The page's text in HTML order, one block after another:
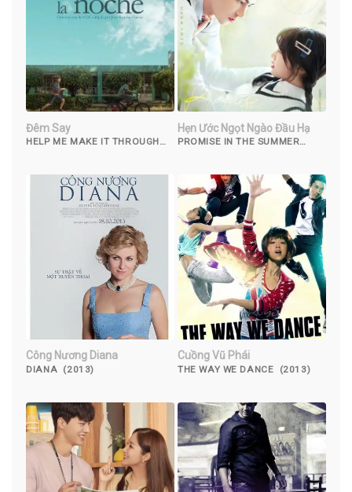
Đêm Say
HELP ME MAKE IT THROUGH
Hẹn Ước Ngọt Ngào Đầu Hạ
PROMISE IN THE SUMMER
Công Nương Diana
DIANA (2013)
Cuồng Vũ Phái
THE WAY WE DANCE (2013)